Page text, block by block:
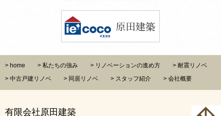
home 私たちの強み リノベーションの進め方
耐震リノベ
中古戸建リノベ
同居リノベ スタッフ紹介 会社概要
有限会社原田建築